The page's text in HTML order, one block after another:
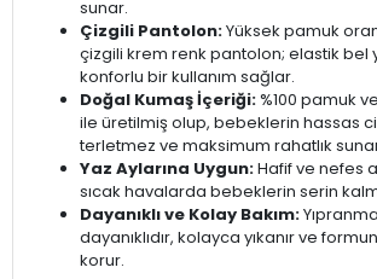
sunar.
Çizgili Pantolon:Yüksek pamuk
çizgili krem renk pantolon; elastik bel
konforlu bir kullanım sağlar.
Doğal Kumaş İçeriği: %100 pamuk
ile üretilmiş olup, bebeklerin hassas
terletmez ve maksimum rahatlık
Yaz Aylarına Uygun:Hafif ve nefes
sıcak havalarda bebeklerin serin
Dayanıklı ve Kolay Bakım:
dayanıklıdır, kolayca yıkanır ve
korur.